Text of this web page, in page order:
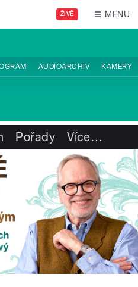
ŽIVĚ MENU
AUDIOARCHIV KAMERY
Pořady Více…